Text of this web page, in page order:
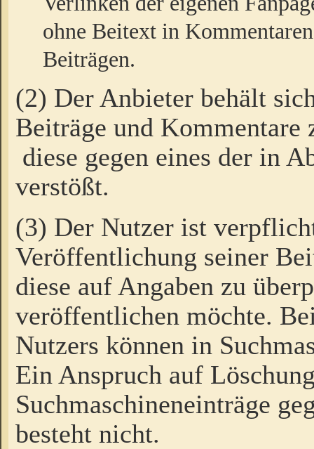
ohne Beitext in
Beiträgen.
(2) Der Anbieter behält
Beiträge und Kommentare
diese gegen eines der in
verstößt.
(3) Der Nutzer ist
Veröffentlichung seiner
diese auf Angaben zu
veröffentlichen möchte.
Nutzers können in
Ein Anspruch auf
Suchmaschineneinträge
besteht nicht.